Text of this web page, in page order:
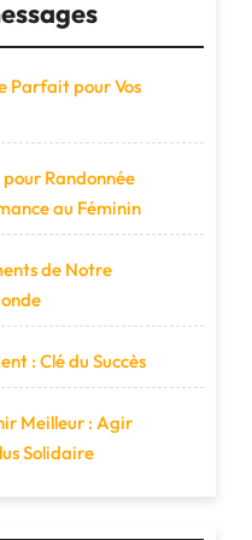
Parfait pour Vos
Randonnée
au Féminin
de Notre
: Clé du Succès
Meilleur : Agir
Solidaire